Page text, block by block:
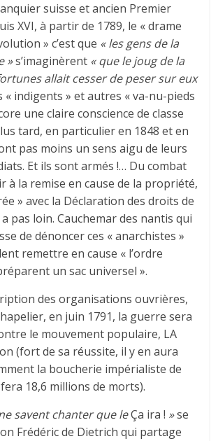
suisse et ancien Premier
XVI, à partir de 1789, le « drame
» c’est que « les gens de la
»s’imaginèrent « que le joug de la
allait cesser de peser sur eux
« indigents » et autres « va-nu-pieds
une claire conscience de classe
tard, en particulier en 1848 et en
pas moins un sens aigu de leurs
Et ils sont armés !… Du combat
à la remise en cause de la propriété,
» avec la Déclaration des droits de
a pas loin. Cauchemar des nantis qui
de dénoncer ces « anarchistes »
remettre en cause « l’ordre
un sac universel ».
des organisations ouvrières,
en juin 1791, la guerre sera
le mouvement populaire, LA
(fort de sa réussite, il y en aura
la boucherie impérialiste de
18,6 millions de morts).
savent chanter que leÇa ira ! »se
Frédéric de Dietrich qui partage